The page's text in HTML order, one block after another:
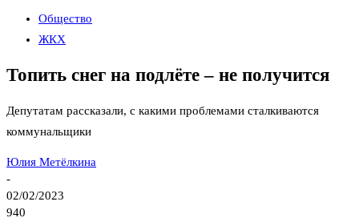
Общество
ЖКХ
Топить снег на подлёте – не получится
Депутатам рассказали, с какими проблемами сталкиваются
коммунальщики
Юлия Метёлкина
-
02/02/2023
940